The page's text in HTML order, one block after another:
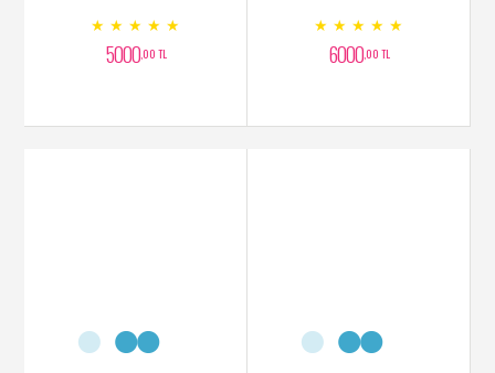
★ ★ ★ ★ ★
5000,00 TL
★ ★ ★ ★ ★
6000,00 TL